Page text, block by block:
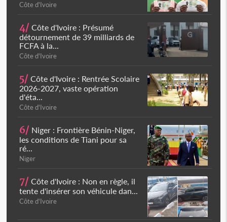
Côte d'Ivoire
4/ Côte d'Ivoire : Présumé
détournement de 39 milliards de
FCFA à la...
Côte d'Ivoire
5/ Côte d'Ivoire : Rentrée Scolaire
2026-2027, vaste opération
d'éta...
Côte d'Ivoire
6/ Niger : Frontière Bénin-Niger,
les conditions de Tiani pour sa
ré...
Niger
7/ Côte d'Ivoire : Non en règle, il
tente d'insérer son véhicule dan...
Côte d'Ivoire